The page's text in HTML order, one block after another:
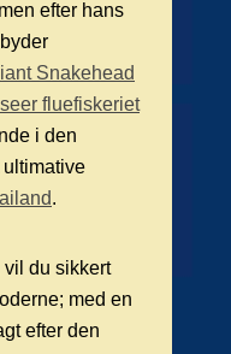
efter hans
Snakehead
fluefiskeriet
i den
.
vil du sikkert
med en
efter den